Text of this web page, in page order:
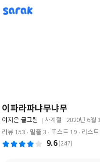
sarak
이파라파냐무냐무
글
쓴
이지은 글그림
출
판
사
사계절
출
일
2020년 6월
리뷰 153
밑줄 3 포스트 19 리스
9.6 (247)